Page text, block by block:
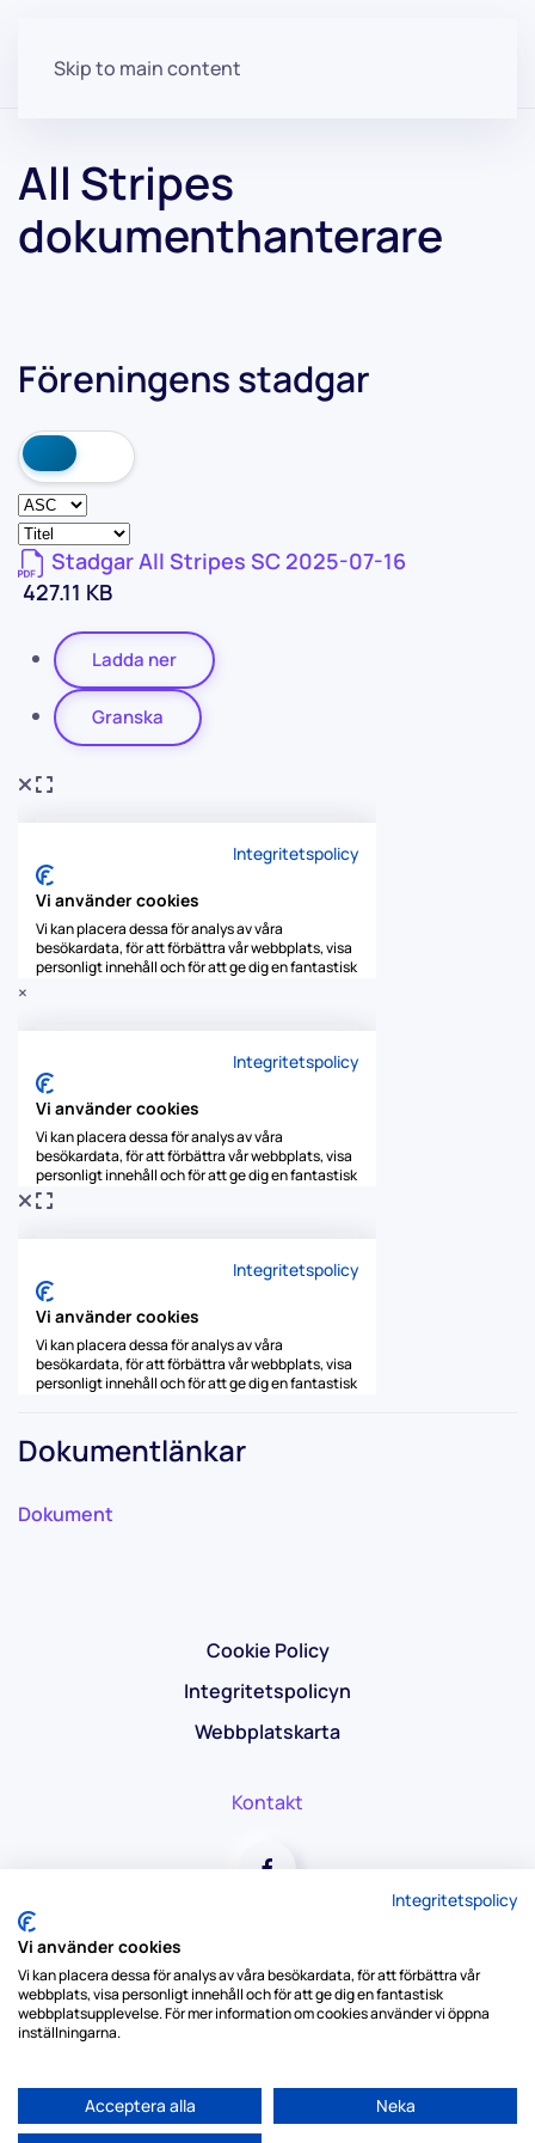
Integritetspolicy
Vi använder cookies
Vi kan placera dessa för analys av våra besökardata, för att förbättra vår
webbplats, visa personligt innehåll och för att ge dig en fantastisk
webbplatsupplevelse. För mer information om cookies använder vi öppna
inställningarna.
Acceptera alla
Neka
Skip to main content
All Stripes
dokumenthanterare
Föreningens stadgar
Stadgar All Stripes SC 2025-07-16
427.11 KB
Ladda ner
Granska
×
Dokumentlänkar
Dokument
Cookie Policy
Integritetspolicyn
Webbplatskarta
Kontakt
Copyright © 2026 All Stripes SC. Alla rättigheter
förbehållna.